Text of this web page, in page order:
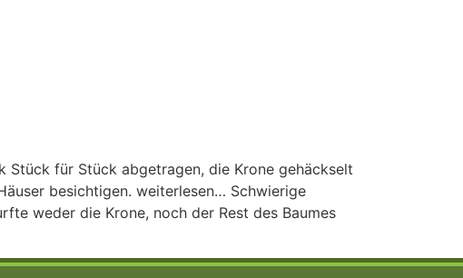
Stück für Stück abgetragen, die Krone gehäckselt
besichtigen. weiterlesen… Schwierige
weder die Krone, noch der Rest des Baumes